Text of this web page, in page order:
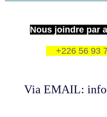
Nous joindre par
+226 56 93
Via EMAIL: